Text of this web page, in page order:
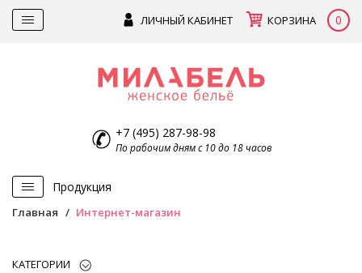
ЛИЧНЫЙ КАБИНЕТ КОРЗИНА 0
+7 (495) 287-98-98
По рабочим дням с 10 до 18 часов
Продукция
Главная Интернет-магазин
КАТЕГОРИИ